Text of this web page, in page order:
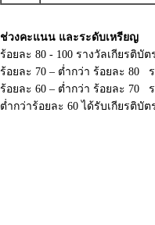
ช่วงคะแนน และระดับเหรียญ
ร้อยละ 80 - 100 รางวัลเกียรติบั
ร้อยละ 70 – ต่ำกว่า ร้อยละ 80
ร้อยละ 60 – ต่ำกว่า ร้อยละ 70
ต่ำกว่าร้อยละ 60 ได้รับเกียรติบั